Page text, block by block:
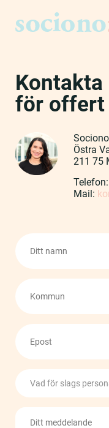
Kontakta
för offert
Östra
211 75
Telefon:
Mail:
Namn
Kommun
Email
Vad
för
slags
personal
behöver
Meddelande